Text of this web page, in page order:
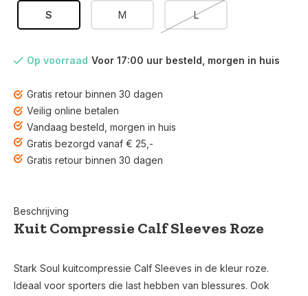
S M L
Op voorraad Voor 17:00 uur besteld, morgen in huis
Gratis retour binnen 30 dagen
Veilig online betalen
Vandaag besteld, morgen in huis
Gratis bezorgd vanaf € 25,-
Gratis retour binnen 30 dagen
Beschrijving
Kuit Compressie Calf Sleeves Roze
Stark Soul kuitcompressie Calf Sleeves in de kleur roze.
Ideaal voor sporters die last hebben van blessures. Ook